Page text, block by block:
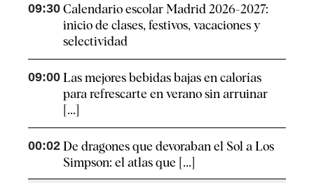
09:30 Calendario escolar Madrid 2026-2027:
inicio de clases, festivos, vacaciones y
selectividad
09:00 Las mejores bebidas bajas en calorías
para refrescarte en verano sin arruinar
[...]
00:02 De dragones que devoraban el Sol a Los
Simpson: el atlas que [...]